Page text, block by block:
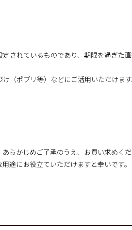
されているものであり、期限を過ぎた
（ポプリ等）などにご活用いただけます
らかじめご了承のうえ、お買い求めくだ
途にお役立ていただけますと幸いです。